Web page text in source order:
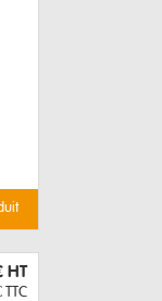
HT
TTC